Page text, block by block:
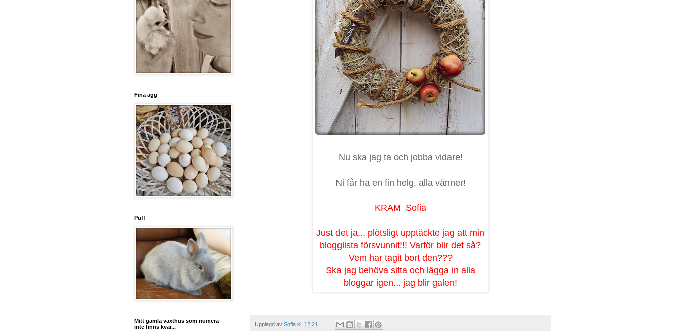
Nu ska jag ta och jobba vidare!
Ni får ha en fin helg, alla vänner!
KRAM Sofia
Just det ja... plötsligt upptäckte jag att min
blogglista försvunnit!!! Varför blir det så?
Vem har tagit bort den???
Ska jag behöva sitta och lägga in alla
bloggar igen... jag blir galen!
Upplagd av Sofia kl. 12:21
Fina ägg
Puff
Mitt gamla växthus som numera
inte finns kvar...